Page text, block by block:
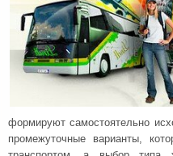
формируют самостоятельно
промежуточные варианты,